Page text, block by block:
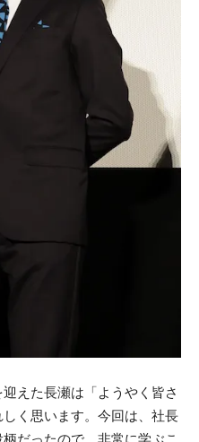
えた長瀬は「ようやく皆さ
く思います。今回は、社長